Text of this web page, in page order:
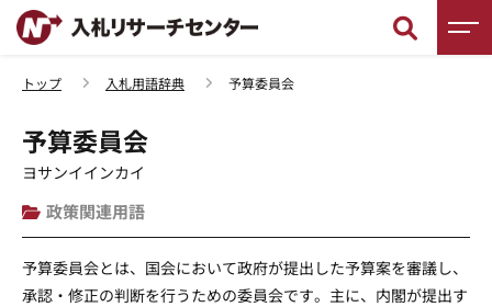
調査レポート
入札徹底ガイド
入札用語辞典
トップ 入札用語辞典 予算委員会
予算委員会
ヨサンイインカイ
政策関連用語
予算委員会とは、国会において政府が提出した予算案を審議し、
承認・修正の判断を行うための委員会です。主に、内閣が提出す